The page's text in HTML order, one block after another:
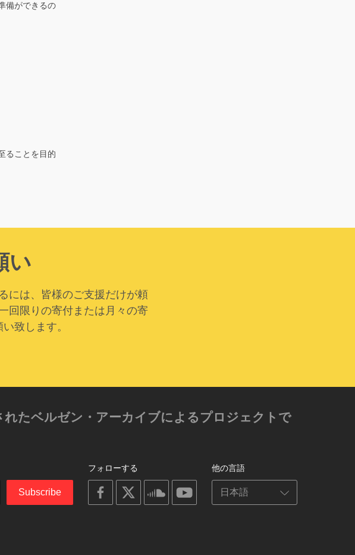
備ができるの
ることを目的
い
には、皆様のご支援だけが頼
回限りの寄付または月々の寄
致します。
たベルゼン・アーカイブによるプロジェクトで
他の言語
フォローする
on
facebook
soundcloudyoutube
Subscribe